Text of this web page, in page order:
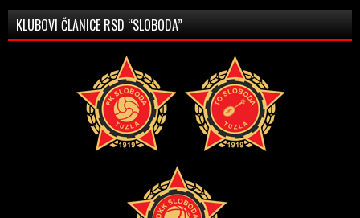
KLUBOVI ČLANICE RSD “SLOBODA”